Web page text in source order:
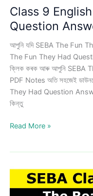
Class 9
Question
আপুনি যদি SEBA The Fun
The Fun They Had
ক্লিক কৰক আৰু আপুনি SEBA
PDF Notes অতি সহজেই
They Had Question
কিন্তু
Class
Fun
Read More »